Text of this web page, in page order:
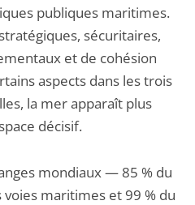
publiques maritimes.
sécuritaires,
et de cohésion
aspects dans les trois
la mer apparaît plus
décisif.
mondiaux — 85 % du
maritimes et 99 % du